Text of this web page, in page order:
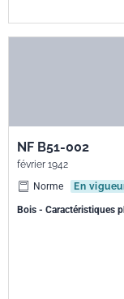
NF B51-002
février 1942
Norme
En
Bois - Caractéristiques